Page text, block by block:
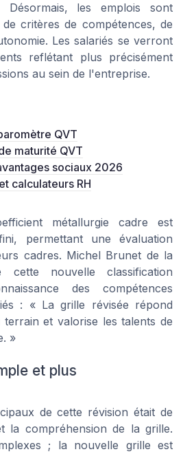
Désormais, les emplois sont
critères de compétences, de
Les salariés se verront
reflétant plus précisément
au sein de l'entreprise.
QVT
maturité QVT
sociaux 2026
calculateurs RH
métallurgie cadre est
permettant une évaluation
cadres. Michel Brunet de la
cette nouvelle classification
des compétences
: « La grille révisée répond
et valorise les talents de
»
et plus
de cette révision était de
la compréhension de la grille.
; la nouvelle grille est